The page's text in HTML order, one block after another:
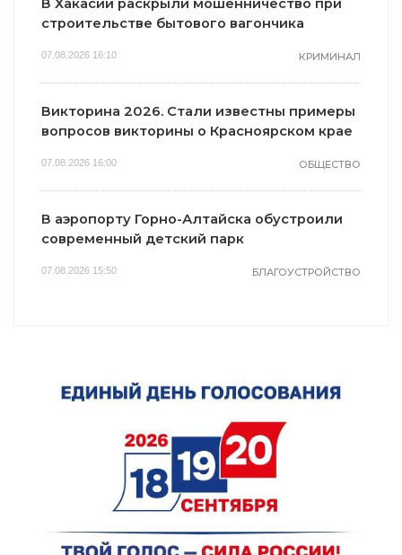
В Хакасии раскрыли мошенничество при
строительстве бытового вагончика
07.08.2026 16:10 КРИМИНАЛ
Викторина 2026. Стали известны примеры
вопросов викторины о Красноярском крае
07.08.2026 16:00 ОБЩЕСТВО
В аэропорту Горно-Алтайска обустроили
современный детский парк
07.08.2026 15:50 БЛАГОУСТРОЙСТВО